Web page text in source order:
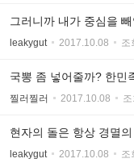
그러니까 내가 중심을
leakygut 2017.10.08 조
국뽕 좀 넣어줄까? 한민
찔러찔러 2017.10.08
현자의 돌은 항상 경멸
leakygut 2017.10.08 조